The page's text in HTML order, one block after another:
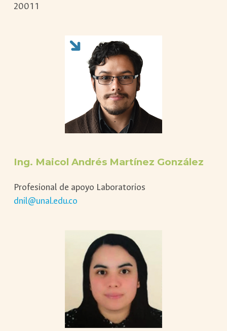
20011
Ing. Maicol Andrés Martínez González
Profesional de apoyo Laboratorios
dnil@unal.edu.co